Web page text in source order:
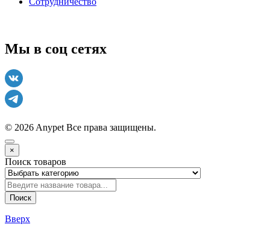
Мы в соц сетях
© 2026 Anypet Все права защищены.
×
Поиск товаров
Поиск
Вверх